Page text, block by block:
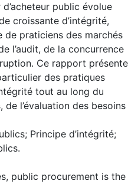
public évolue
croissante d’intégrité,
de praticiens des marchés
l’audit, de la concurrence
Ce rapport présente
des pratiques
tout au long du
l’évaluation des besoins
Principe d’intégrité;
public procurement is the